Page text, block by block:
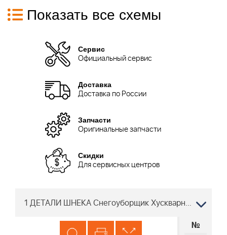
Показать все схемы
Сервис
Официальный сервис
Доставка
Доставка по России
Запчасти
Оригинальные запчасти
Скидки
Для сервисных центров
1 ДЕТАЛИ ШНЕКА Снегоуборщик Хускварна 5524 ST 96191001608 96191001609 2012-05, 96191001610 2012-06, 96191001612 2012-08
№